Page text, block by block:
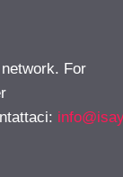
For
: